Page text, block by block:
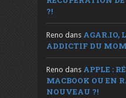
?!
Reno dans AGAR.IO,
ADDICTIF DU
Reno dans APPLE :
MACBOOK OU EN
NOUVEAU ?!